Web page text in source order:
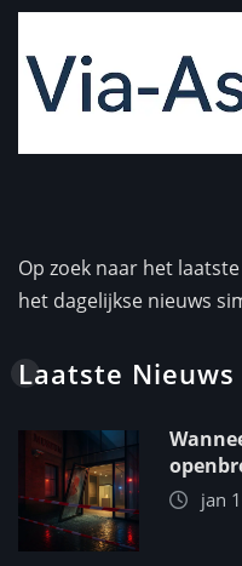
Op zoek naar het
het dagelijkse nieuws
Laatste Nieuws
jan